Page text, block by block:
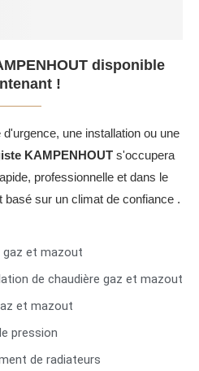
disponible
!
une installation ou une
KAMPENHOUT s'occupera
professionnelle et dans le
sur un climat de confiance .
gaz et mazout
de chaudière gaz et mazout
et mazout
pression
de radiateurs